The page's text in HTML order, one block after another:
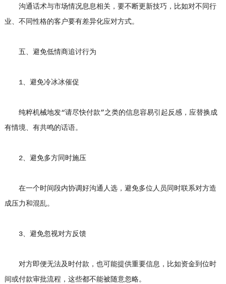
沟通话术与市场情况息息相关，要不断更新技巧，比如对不同行
业、不同性格的客户要有差异化应对方式。
五、避免低情商追讨行为
1、避免冷冰冰催促
纯粹机械地发“请尽快付款”之类的信息容易引起反感，应替换成
有情境、有共鸣的话语。
2、避免多方同时施压
在一个时间段内协调好沟通人选，避免多位人员同时联系对方造
成压力和混乱。
3、避免忽视对方反馈
对方即便无法及时付款，也可能提供重要信息，比如资金到位时
间或付款审批流程，这些都不能被随意忽略。